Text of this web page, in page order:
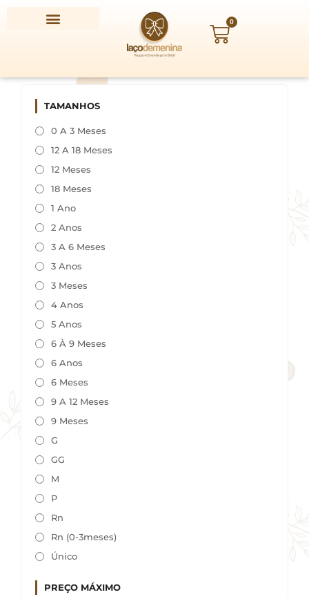
0
Carrinho
TAMANHOS
0 A 3 Meses
12 A 18 Meses
12 Meses
18 Meses
1 Ano
2 Anos
3 A 6 Meses
3 Anos
3 Meses
4 Anos
5 Anos
6 À 9 Meses
6 Anos
6 Meses
9 A 12 Meses
9 Meses
G
GG
M
P
Rn
Rn (0-3meses)
Único
PREÇO MÁXIMO